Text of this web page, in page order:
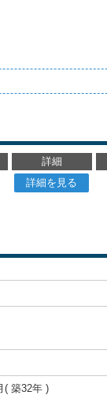
詳細
詳細を見る
( 築32年 )